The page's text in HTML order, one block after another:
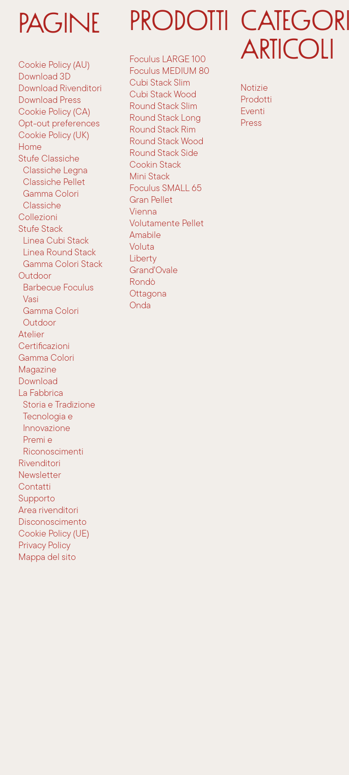
Pagine
Cookie Policy (AU)
Download 3D
Download Rivenditori
Download Press
Cookie Policy (CA)
Opt-out preferences
Cookie Policy (UK)
Home
Stufe Classiche
Classiche Legna
Classiche Pellet
Gamma Colori
Classiche
Collezioni
Stufe Stack
Linea Cubi Stack
Linea Round Stack
Gamma Colori Stack
Outdoor
Barbecue Foculus
Vasi
Gamma Colori
Outdoor
Atelier
Certificazioni
Gamma Colori
Magazine
Download
La Fabbrica
Storia e Tradizione
Tecnologia e
Innovazione
Premi e
Riconoscimenti
Rivenditori
Newsletter
Contatti
Supporto
Area rivenditori
Disconoscimento
Cookie Policy (UE)
Privacy Policy
Mappa del sito
Prodotti
Foculus LARGE 100
Foculus MEDIUM 80
Cubi Stack Slim
Cubi Stack Wood
Round Stack Slim
Round Stack Long
Round Stack Rim
Round Stack Wood
Round Stack Side
Cookin Stack
Mini Stack
Foculus SMALL 65
Gran Pellet
Vienna
Volutamente Pellet
Amabile
Voluta
Liberty
Grand'Ovale
Rondò
Ottagona
Onda
Articoli
Notizie
Prodotti
Eventi
Press